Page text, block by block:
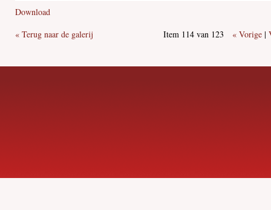
Download
« Terug naar de galerij
Item 114 van 123 « Vorige |